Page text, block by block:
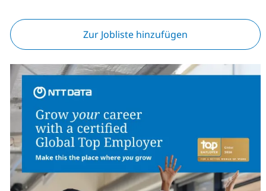
Zur Jobliste hinzufügen